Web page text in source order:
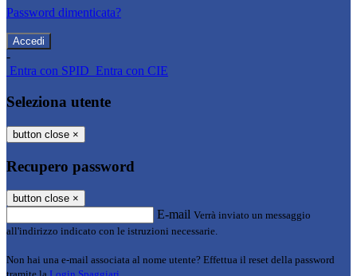
Password dimenticata?
-
Entra con SPID Entra con CIE
Seleziona utente
button close ×
Recupero password
button close ×
E-mail Verrà inviato un messaggio
all'indirizzo indicato con le istruzioni necessarie.
Non hai una e-mail associata al nome utente? Effettua il reset della password